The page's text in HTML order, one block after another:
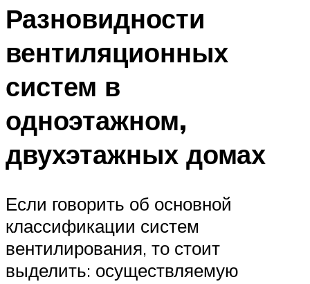
Разновидности
вентиляционных
систем в
одноэтажном,
двухэтажных домах
Если говорить об основной
классификации систем
вентилирования, то стоит
выделить: осуществляемую